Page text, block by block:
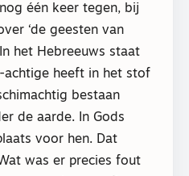
één keer tegen, bij
‘de geesten van
het Hebreeuws staat
achtige heeft in het stof
bestaan
de aarde. In Gods
voor hen. Dat
was er precies fout